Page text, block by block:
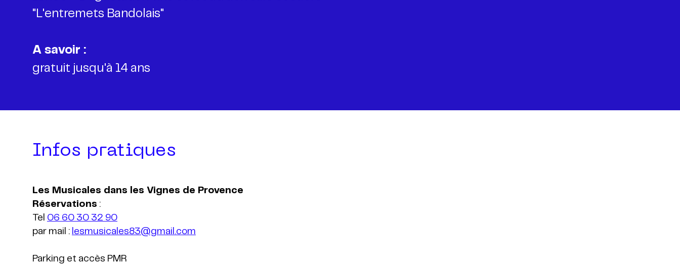
"L'entremets Bandolais"
A savoir :
gratuit jusqu'à 14 ans
Infos pratiques
Les Musicales dans les Vignes de Provence
Réservations :
Tel 06 60 30 32 90
par mail : lesmusicales83@gmail.com
Parking et accès PMR